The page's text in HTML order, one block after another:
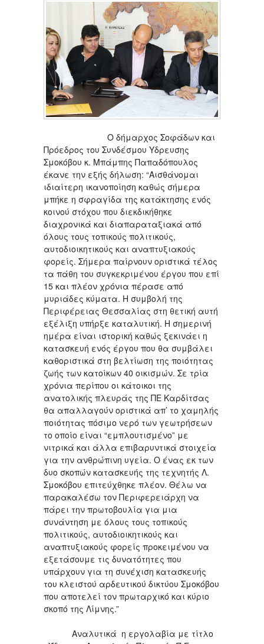
Ο δήμαρχος Σοφάδων και
Πρόεδρος του Συνδέσμου Υδρευσης
Σμοκόβου κ. Μπάμπης Παπαδόπουλος
έκανε την εξής δήλωση: “Αισθάνομαι
ιδιαίτερη ικανοποίηση καθώς σήμερα
μπήκε η σφραγίδα της κατάκτησης ενός
κοινού στόχου που διεκδικήθηκε
διαχρονικά και διαπαραταξιακά από
όλους τους τοπικούς πολιτικούς,
αυτοδιοικητικούς και αναπτυξιακούς
φορείς. Σήμερα παίρνουν οριστικά τέλος
τα πάθη του συγκεκριμένου έργου που επί
15 και πλέον χρόνια πέρασε από
μυριάδες κύματα. Η συμβολή της
Περιφέρειας Θεσσαλίας στη θετική αυτή
εξέλιξη υπήρξε καταλυτική. Η σημερινή
ημέρα είναι ιστορική καθώς ξεκινάει η
κατασκευή ενός έργου που θα συμβάλει
καθοριστικά στη βελτίωση της ποιότητας
ζωής των κατοίκων 40 οικισμών. Σε τρία
χρόνια περίπου οι κάτοικοι της
ανατολικής πλευράς της ΠΕ Καρδίτσας
θα απαλλαγούν οριστικά απ’ το χαμηλής
ποιότητας πόσιμο νερό των γεωτρήσεων
το οποίο είναι “εμπλουτισμένο” με
νιτρικά και άλλα επιβαρυντικά στοιχεία
για την ανθρώπινη υγεία. Ο ένας εκ των
δυο σκοπών κατασκευής της τεχνητής Λ.
Σμοκόβου επιτεύχθηκε πλέον. Θέλω να
παρακαλέσω τον Περιφερειάρχη να
πάρει την πρωτοβουλία για μια
συνάντηση με όλους τους τοπικούς
πολιτικούς, αυτοδιοικητικούς και
αναπτυξιακούς φορείς προκειμένου να
εξετάσουμε τις δυνατότητες που
υπάρχουν για τη συνέχιση κατασκευής
του κλειστού αρδευτικού δικτύου Σμοκόβου
που αποτελεί τον πρωταρχικό και κύριο
σκοπό της Λίμνης.”
Αναλυτικά η εργολαβία με τίτλο